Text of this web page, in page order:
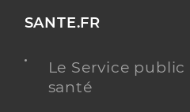
SANTE.FR
Le Service
santé